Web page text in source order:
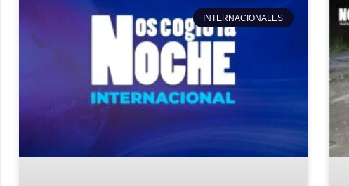
INTERNACIONALES